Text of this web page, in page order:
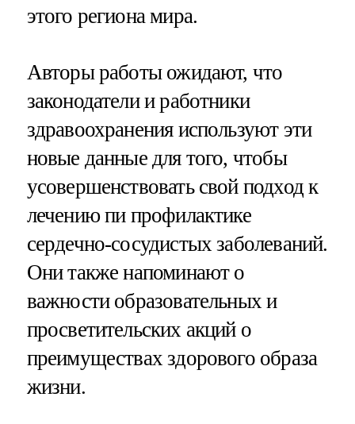
этого региона мира.
Авторы работы ожидают, что
законодатели и работники
здравоохранения используют эти
новые данные для того, чтобы
усовершенствовать свой подход к
лечению пи профилактике
сердечно-сосудистых заболеваний.
Они также напоминают о
важности образовательных и
просветительских акций о
преимуществах здорового образа
жизни.